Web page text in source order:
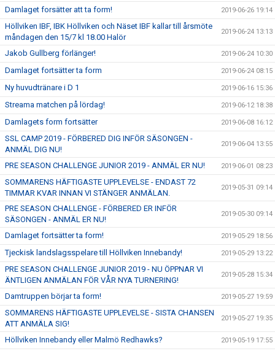
Damlaget forsätter att ta form! 2019-06-26 19:14
Höllviken IBF, IBK Höllviken och Näset IBF kallar till årsmöte
måndagen den 15/7 kl 18.00 Halör
2019-06-24 13:13
Jakob Gullberg förlänger! 2019-06-24 10:30
Damlaget fortsätter ta form 2019-06-24 08:15
Ny huvudtränare i D 1 2019-06-16 15:36
Streama matchen på lördag! 2019-06-12 18:38
Damlagets form fortsätter 2019-06-08 16:12
SSL CAMP 2019 - FÖRBERED DIG INFÖR SÄSONGEN -
ANMÄL DIG NU!
2019-06-04 13:55
PRE SEASON CHALLENGE JUNIOR 2019 - ANMÄL ER NU! 2019-06-01 08:23
SOMMARENS HÄFTIGASTE UPPLEVELSE - ENDAST 72
TIMMAR KVAR INNAN VI STÄNGER ANMÄLAN.
2019-05-31 09:14
PRE SEASON CHALLENGE - FÖRBERED ER INFÖR
SÄSONGEN - ANMÄL ER NU!
2019-05-30 09:14
Damlaget fortsätter ta form! 2019-05-29 18:56
Tjeckisk landslagsspelare till Höllviken Innebandy! 2019-05-29 13:22
PRE SEASON CHALLENGE JUNIOR 2019 - NU ÖPPNAR VI
ÄNTLIGEN ANMÄLAN FÖR VÅR NYA TURNERING!
2019-05-28 15:34
Damtruppen börjar ta form! 2019-05-27 19:59
SOMMARENS HÄFTIGASTE UPPLEVELSE - SISTA CHANSEN
ATT ANMÄLA SIG!
2019-05-27 19:35
Höllviken Innebandy eller Malmö Redhawks? 2019-05-19 17:55